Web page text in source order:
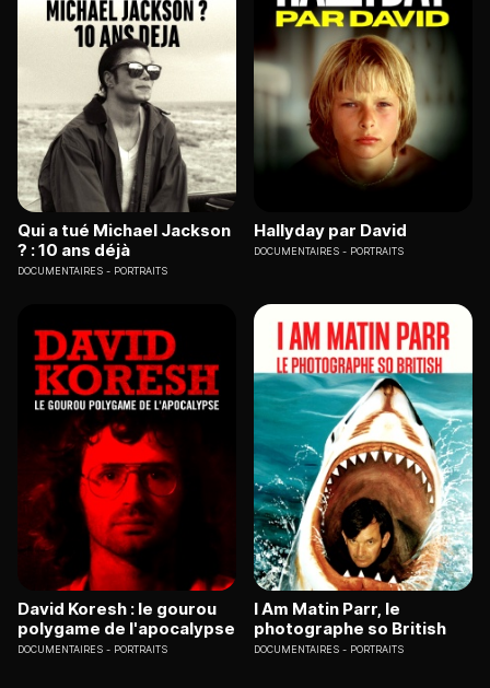
Qui a tué Michael Jackson
? : 10 ans déjà
DOCUMENTAIRES PORTRAITS
Hallyday par David
DOCUMENTAIRES PORTRAITS
David Koresh : le gourou
polygame de l'apocalypse
DOCUMENTAIRES PORTRAITS
I Am Matin Parr, le
photographe so British
DOCUMENTAIRES PORTRAITS